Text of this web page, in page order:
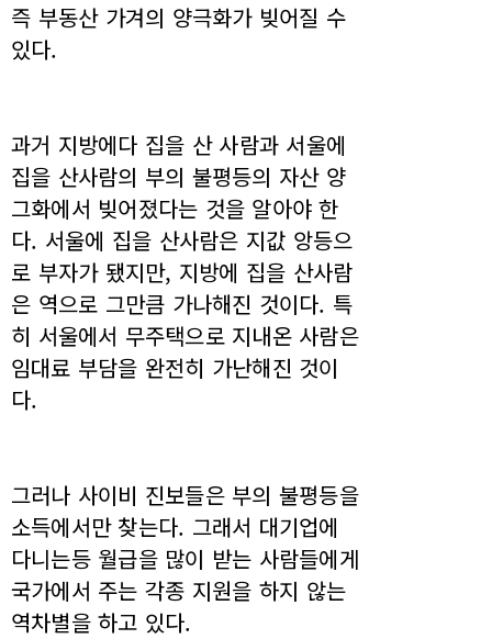
즉 부동산 가겨의 양극화가 빚어질 수
있다.
과거 지방에다 집을 산 사람과 서울에
집을 산사람의 부의 불평등의 자산 양
그화에서 빚어졌다는 것을 알아야 한
다. 서울에 집을 산사람은 지값 앙등으
로 부자가 됐지만, 지방에 집을 산사람
은 역으로 그만큼 가나해진 것이다. 특
히 서울에서 무주택으로 지내온 사람은
임대료 부담을 완전히 가난해진 것이
다.
그러나 사이비 진보들은 부의 불평등을
소득에서만 찾는다. 그래서 대기업에
다니는등 월급을 많이 받는 사람들에게
국가에서 주는 각종 지원을 하지 않는
역차별을 하고 있다.